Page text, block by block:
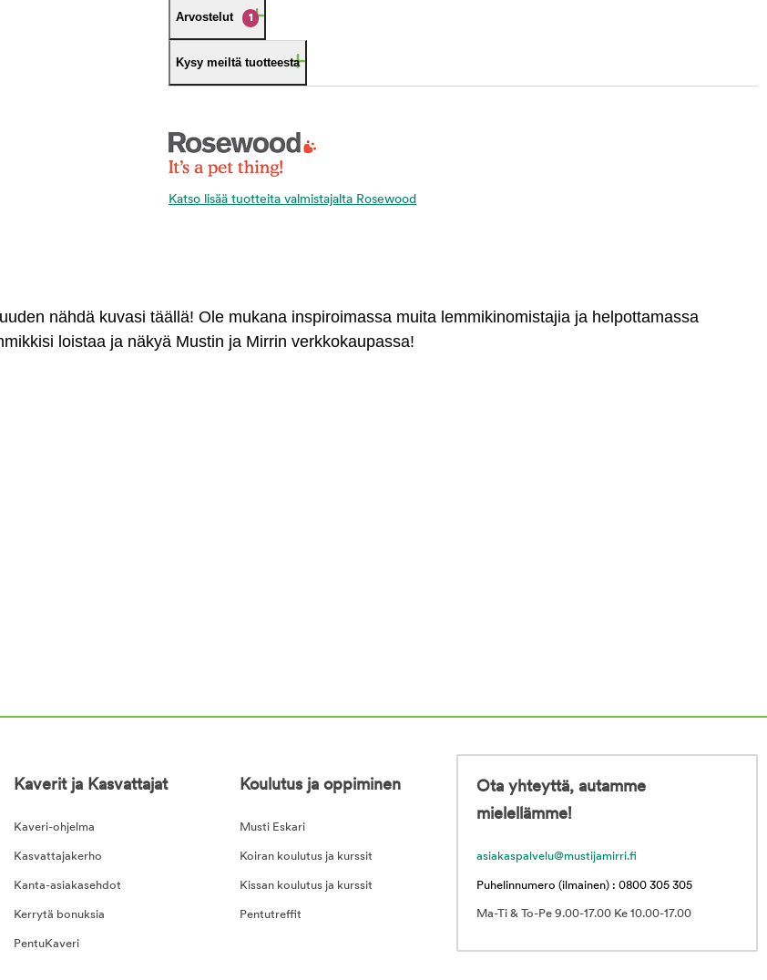
Arvostelut 1
Kysy meiltä tuotteesta
Katso lisää tuotteita valmistajalta Rosewood
nähdä kuvasi täällä! Ole mukana inspiroimassa muita lemmikinomistajia ja helpottamassa
loistaa ja näkyä Mustin ja Mirrin verkkokaupassa!
Kaverit ja Kasvattajat
Kaveri-ohjelma
Kasvattajakerho
Kanta-asiakasehdot
Kerrytä bonuksia
PentuKaveri
Koulutus ja oppiminen
Musti Eskari
Koiran koulutus ja kurssit
Kissan koulutus ja kurssit
Pentutreffit
Ota yhteyttä, autamme
mielellämme!
asiakaspalvelu@mustijamirri.fi
Puhelinnumero (ilmainen) : 0800 305 305
Ma-Ti & To-Pe 9.00-17.00 Ke 10.00-17.00